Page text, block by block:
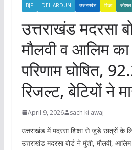
BJP DEHARDUN उत्तराखंड शिक्षा सोशल
उत्तराखंड मदरसा
मौलवी व आलिम का
परिणाम घोषित,
रिजल्ट, बेटियों ने
April 9, 2026 sach ki awaj
उत्तराखंड में मदरसा शिक्षा से जुड़े छात्रों के
उत्तराखंड मदरसा बोर्डने मुंशी, मौलवी,